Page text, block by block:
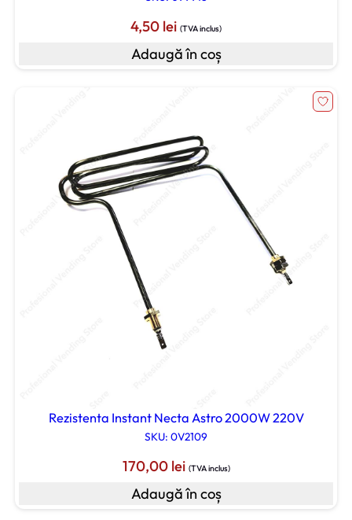
4,50 lei (TVA inclus)
Adaugă în coș
Rezistenta Instant Necta Astro 2000W 220V
SKU: 0V2109
170,00 lei (TVA inclus)
Adaugă în coș